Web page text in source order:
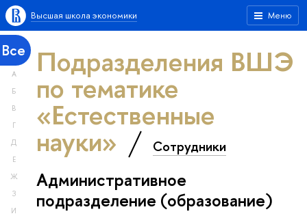
Меню
Высшая школа экономики
Все
А
Б
В
Г
Д
Е
Ж
З
И
Подразделения ВШЭ
по тематике
«Естественные
науки» Сотрудники
Административное
подразделение (образование)